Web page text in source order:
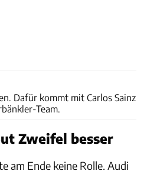
Dafür kommt mit Carlos Sainz
Team.
Zweifel besser
am Ende keine Rolle. Audi